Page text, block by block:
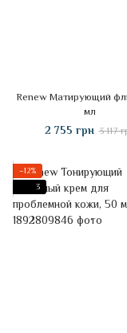
Renew Матирующий
мл
2 755 грн 3 117
−12%
3